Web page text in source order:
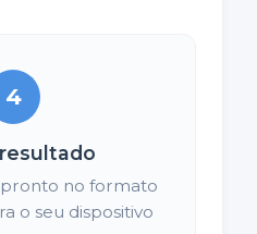
4
pronto no formato
o seu dispositivo